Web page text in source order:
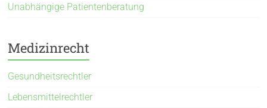
Unabhängige Patientenberatung
Medizinrecht
Gesundheitsrechtler
Lebensmittelrechtler